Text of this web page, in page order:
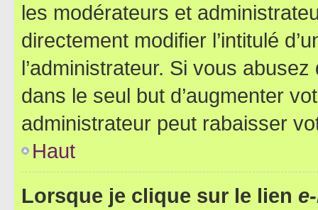
les modérateurs et
directement modifier l’intitulé
l’administrateur. Si vous
dans le seul but d’augmenter
administrateur peut rabaisser
Haut
Lorsque je clique sur le lien